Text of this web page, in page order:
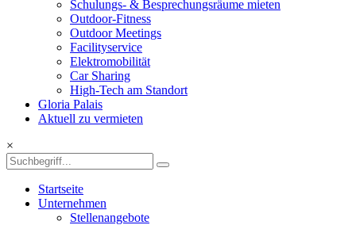
Schulungs- & Besprechungsräume mieten
Outdoor-Fitness
Outdoor Meetings
Facilityservice
Elektromobilität
Car Sharing
High-Tech am Standort
Gloria Palais
Aktuell zu vermieten
×
Startseite
Unternehmen
Stellenangebote